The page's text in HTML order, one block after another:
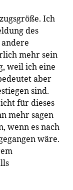
Ich
des
mehr sein
weil ich eine
aber
sind.
für dieses
mehr sagen
wenn es nach
wäre.